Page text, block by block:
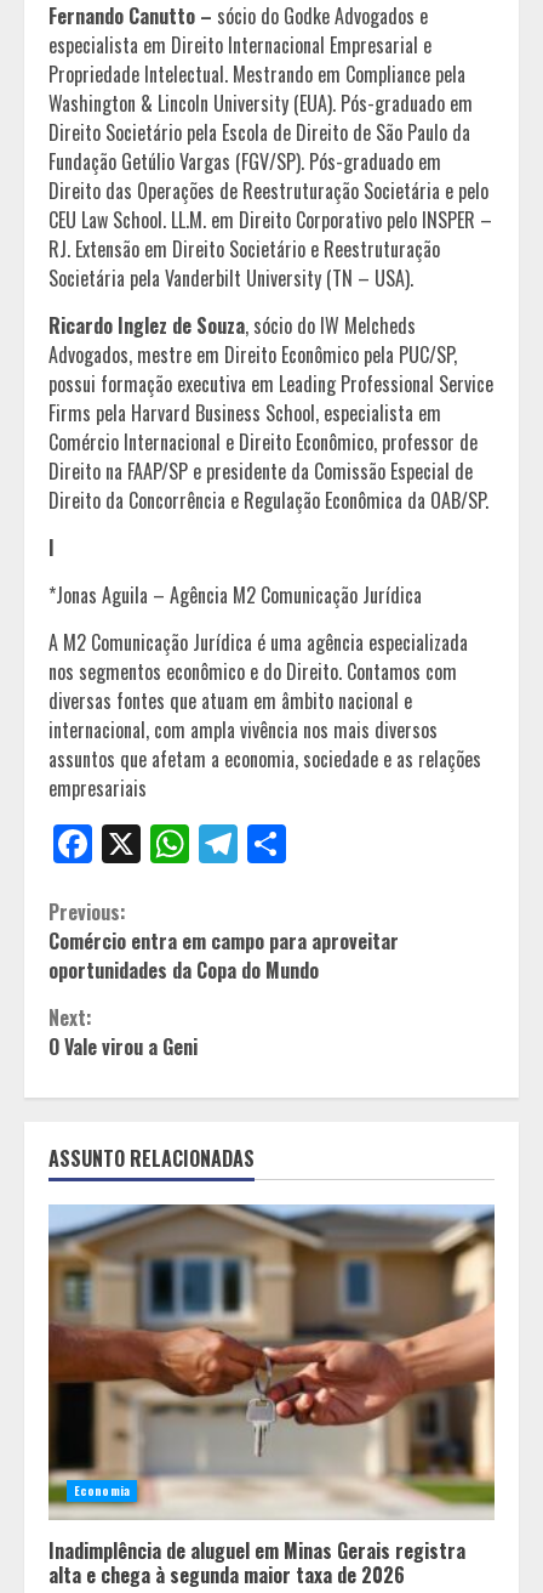
Fernando Canutto – sócio do Godke Advogados e
especialista em Direito Internacional Empresarial e
Propriedade Intelectual. Mestrando em Compliance pela
Washington & Lincoln University (EUA). Pós-graduado em
Direito Societário pela Escola de Direito de São Paulo da
Fundação Getúlio Vargas (FGV/SP). Pós-graduado em
Direito das Operações de Reestruturação Societária e pelo
CEU Law School. LL.M. em Direito Corporativo pelo INSPER –
RJ. Extensão em Direito Societário e Reestruturação
Societária pela Vanderbilt University (TN – USA).
Ricardo Inglez de Souza, sócio do IW Melcheds
Advogados, mestre em Direito Econômico pela PUC/SP,
possui formação executiva em Leading Professional Service
Firms pela Harvard Business School, especialista em
Comércio Internacional e Direito Econômico, professor de
Direito na FAAP/SP e presidente da Comissão Especial de
Direito da Concorrência e Regulação Econômica da OAB/SP.
I
*Jonas Aguila – Agência M2 Comunicação Jurídica
A M2 Comunicação Jurídica é uma agência especializada
nos segmentos econômico e do Direito. Contamos com
diversas fontes que atuam em âmbito nacional e
internacional, com ampla vivência nos mais diversos
assuntos que afetam a economia, sociedade e as relações
empresariais
Facebook
X WhatsApp
Telegram
Continue
Reading
Previous:
Comércio entra em campo para aproveitar
oportunidades da Copa do Mundo
Next:
O Vale virou a Geni
ASSUNTO RELACIONADAS
Economia
Inadimplência de aluguel em Minas Gerais registra
alta e chega à segunda maior taxa de 2026